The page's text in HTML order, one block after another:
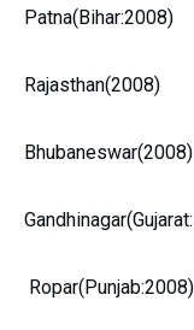
Patna(Bihar:2008)
Rajasthan(2008)
Bhubaneswar(2008)
Ropar(Punjab:2008)